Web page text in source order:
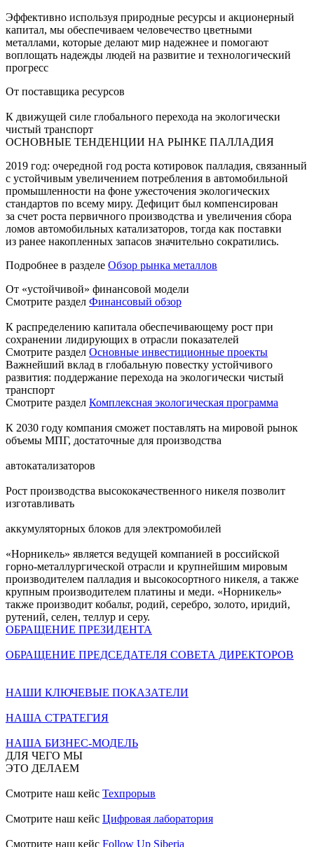
Эффективно используя природные ресурсы и акционерный
капитал, мы обеспечиваем человечество цветными
металлами, которые делают мир надежнее и помогают
воплощать надежды людей на развитие и технологический
прогресс
От поставщика ресурсов
К движущей силе глобального перехода на экологически
чистый транспорт
ОСНОВНЫЕ ТЕНДЕНЦИИ НА РЫНКЕ ПАЛЛАДИЯ
2019 год: очередной год роста котировок палладия, связанный
с устойчивым увеличением потребления в автомобильной
промышленности на фоне ужесточения экологических
стандартов по всему миру. Дефицит был компенсирован
за счет роста первичного производства и увеличения сбора
ломов автомобильных катализаторов, тогда как поставки
из ранее накопленных запасов значительно сократились.
Подробнее в разделе Обзор рынка металлов
От «устойчивой» финансовой модели
Смотрите раздел Финансовый обзор
К распределению капитала обеспечивающему рост при
сохранении лидирующих в отрасли показателей
Смотрите раздел Основные инвестиционные проекты
Важнейший вклад в глобальную повестку устойчивого
развития: поддержание перехода на экологически чистый
транспорт
Смотрите раздел Комплексная экологическая программа
К 2030 году компания сможет поставлять на мировой рынок
объемы МПГ, достаточные для производства
автокатализаторов
Рост производства высококачественного никеля позволит
изготавливать
аккумуляторных блоков для электромобилей
«Норникель» является ведущей компанией в российской
горно-металлургической отрасли и крупнейшим мировым
производителем палладия и высокосортного никеля, а также
крупным производителем платины и меди. «Норникель»
также производит кобальт, родий, серебро, золото, иридий,
рутений, селен, теллур и серу.
ОБРАЩЕНИЕ ПРЕЗИДЕНТА
ОБРАЩЕНИЕ ПРЕДСЕДАТЕЛЯ СОВЕТА ДИРЕКТОРОВ
НАШИ КЛЮЧЕВЫЕ ПОКАЗАТЕЛИ
НАША СТРАТЕГИЯ
НАША БИЗНЕС-МОДЕЛЬ
ДЛЯ ЧЕГО МЫ
ЭТО ДЕЛАЕМ
Смотрите наш кейс Техпрорыв
Смотрите наш кейс Цифровая лаборатория
Смотрите наш кейс Follow Up Siberia